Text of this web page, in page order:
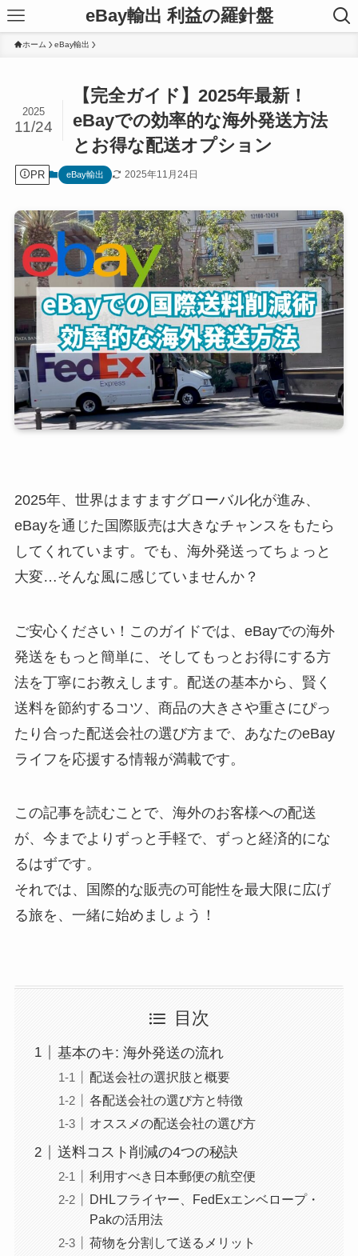
eBay輸出 利益の羅針盤
ホーム eBay輸出
【完全ガイド】2025年最新！
eBayでの効率的な海外発送方法
とお得な配送オプション
2025
11/24
PR eBay輸出 2025年11月24日
2025年、世界はますますグローバル化が進み、
eBayを通じた国際販売は大きなチャンスをもたら
してくれています。でも、海外発送ってちょっと
大変…そんな風に感じていませんか？
ご安心ください！このガイドでは、eBayでの海外
発送をもっと簡単に、そしてもっとお得にする方
法を丁寧にお教えします。配送の基本から、賢く
送料を節約するコツ、商品の大きさや重さにぴっ
たり合った配送会社の選び方まで、あなたのeBay
ライフを応援する情報が満載です。
この記事を読むことで、海外のお客様への配送
が、今までよりずっと手軽で、ずっと経済的にな
るはずです。
それでは、国際的な販売の可能性を最大限に広げ
る旅を、一緒に始めましょう！
目次
基本のキ: 海外発送の流れ
配送会社の選択肢と概要
各配送会社の選び方と特徴
オススメの配送会社の選び方
送料コスト削減の4つの秘訣
利用すべき日本郵便の航空便
DHLフライヤー、FedExエンベロープ・
Pakの活用法
荷物を分割して送るメリット